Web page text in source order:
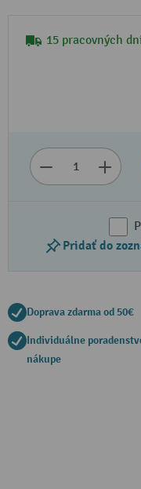
Prehrať
15 pracovných
Pridať do
Doprava zdarma od 50€
Individuálne
nákupe